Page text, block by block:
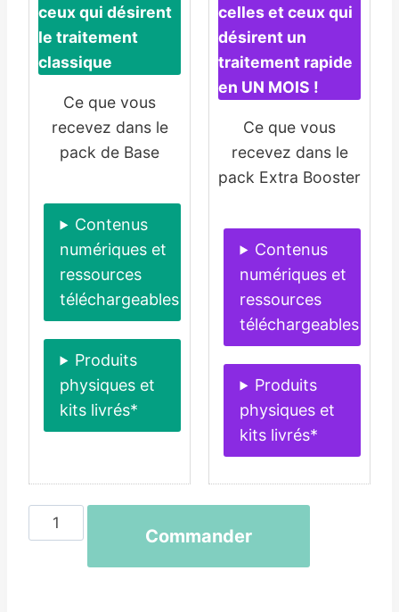
ceux qui désirent
le traitement
classique
Ce que vous
recevez dans le
pack de Base
Contenus
numériques et
ressources
téléchargeables
Produits
physiques et
kits livrés*
celles et ceux qui
désirent un
traitement rapide
en UN MOIS !
Ce que vous
recevez dans le
pack Extra Booster
Contenus
numériques et
ressources
téléchargeables
Produits
physiques et
kits livrés*
quantité
de
Programme
Commander